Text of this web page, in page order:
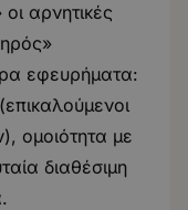
αρνητικές
εφευρήματα:
ομοιότητα με
διαθέσιμη